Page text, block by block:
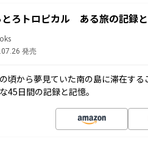
とろトロピカル ある旅の記録
発売
頃から夢見ていた南の島に滞在す
45日間の記録と記憶。